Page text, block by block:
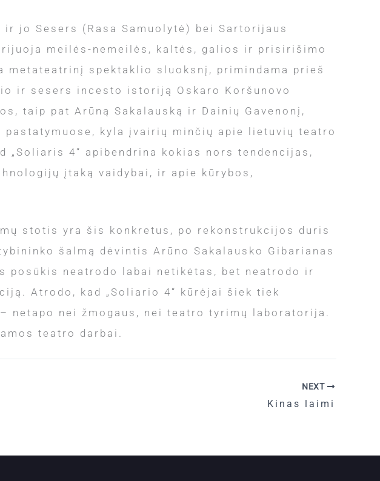
jo Sesers (Rasa Samuolytė) bei Sartorijaus
meilės-nemeilės, kaltės, galios ir prisirišimo
spektaklio sluoksnį, primindama prieš
ir sesers incesto istoriją Oskaro Koršunovo
taip pat Arūną Sakalauską ir Dainių Gavenonį,
kyla įvairių minčių apie lietuvių teatro
„Soliaris 4“ apibendrina kokias nors tendencijas,
įtaką vaidybai, ir apie kūrybos,
stotis yra šis konkretus, po rekonstrukcijos duris
šalmą dėvintis Arūno Sakalausko Gibarianas
posūkis neatrodo labai netikėtas, bet neatrodo ir
Atrodo, kad „Soliario 4“ kūrėjai šiek tiek
netapo nei žmogaus, nei teatro tyrimų laboratorija.
teatro darbai.
NEXT
Kinas laimi